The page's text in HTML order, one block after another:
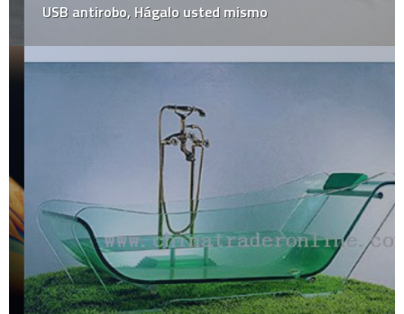
USB antirobo, Hágalo usted mismo